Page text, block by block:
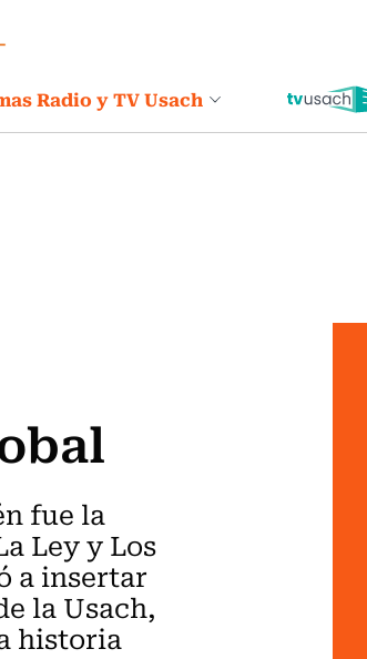
Radio y TV Usach
fue la
Ley y Los
a insertar
la Usach,
historia